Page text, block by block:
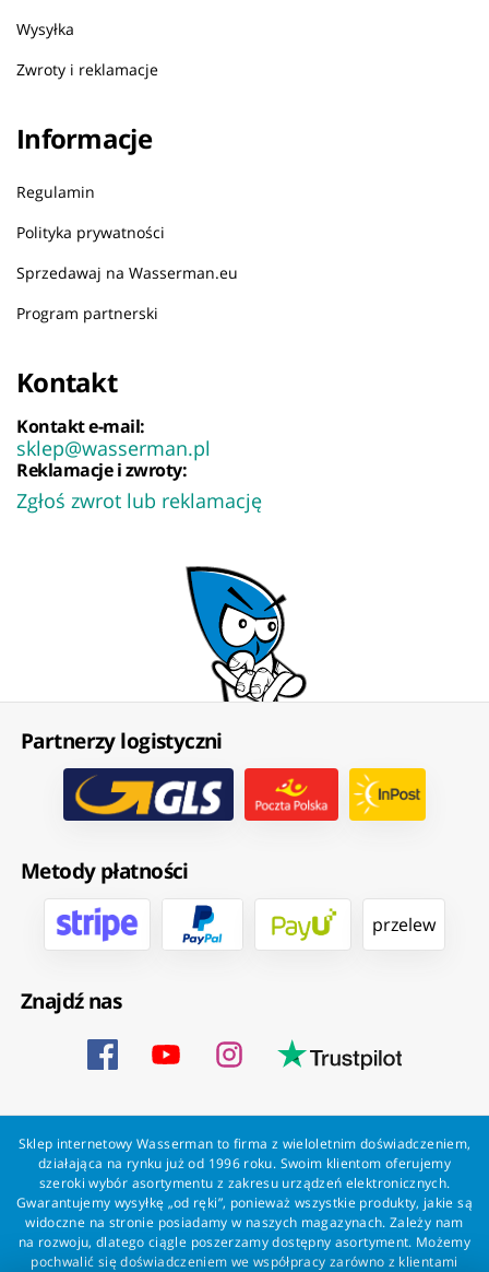
Wysyłka
Zwroty i reklamacje
Informacje
Regulamin
Polityka prywatności
Sprzedawaj na Wasserman.eu
Program partnerski
Kontakt
Kontakt e-mail:
sklep@wasserman.pl
Reklamacje i zwroty:
Zgłoś zwrot lub reklamację
Partnerzy logistyczni
Metody płatności
przelew
Znajdź nas
Sklep internetowy Wasserman to firma z wieloletnim doświadczeniem,
działająca na rynku już od 1996 roku. Swoim klientom oferujemy
szeroki wybór asortymentu z zakresu urządzeń elektronicznych.
Gwarantujemy wysyłkę „od ręki”, ponieważ wszystkie produkty, jakie są
widoczne na stronie posiadamy w naszych magazynach. Zależy nam
na rozwoju, dlatego ciągle poszerzamy dostępny asortyment. Możemy
pochwalić się doświadczeniem we współpracy zarówno z klientami